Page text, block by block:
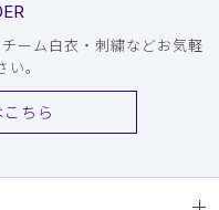
ーム白衣・刺繍などお気軽
。
ちら